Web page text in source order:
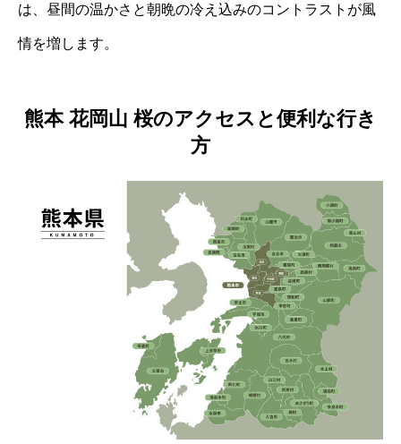
は、昼間の温かさと朝晩の冷え込みのコントラストが風
情を増します。
熊本 花岡山 桜のアクセスと便利な行き
方